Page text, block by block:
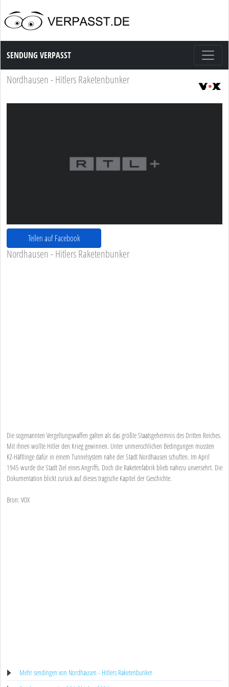
Sendung Verpasst
SENDUNG VERPASST
Nordhausen - Hitlers Raketenbunker
Teilen auf Facebook
Nordhausen - Hitlers Raketenbunker
Die sogenannten Vergeltungswaffen galten als das größte Staatsgeheimnis des Dritten Reiches.
Mit ihnen wollte Hitler den Krieg gewinnen. Unter unmenschlichen Bedingungen mussten
KZ-Häftlinge dafür in einem Tunnelsystem nahe der Stadt Nordhausen schuften. Im April
1945 wurde die Stadt Ziel eines Angriffs. Doch die Raketenfabrik blieb nahezu unversehrt. Die
Dokumentation blickt zurück auf dieses tragische Kapitel der Geschichte.
Bron: VOX
Mehr sendingen von Nordhausen - Hitlers Raketenbunker